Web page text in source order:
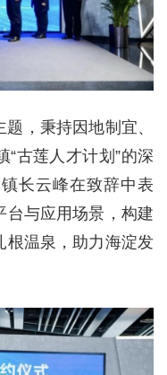
，秉持因地制宜、
古莲人才计划”的深
长云峰在致辞中表
台与应用场景，构建
根温泉，助力海淀发